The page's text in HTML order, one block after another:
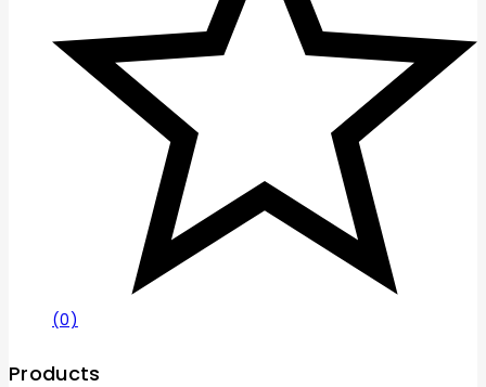
(0)
Products